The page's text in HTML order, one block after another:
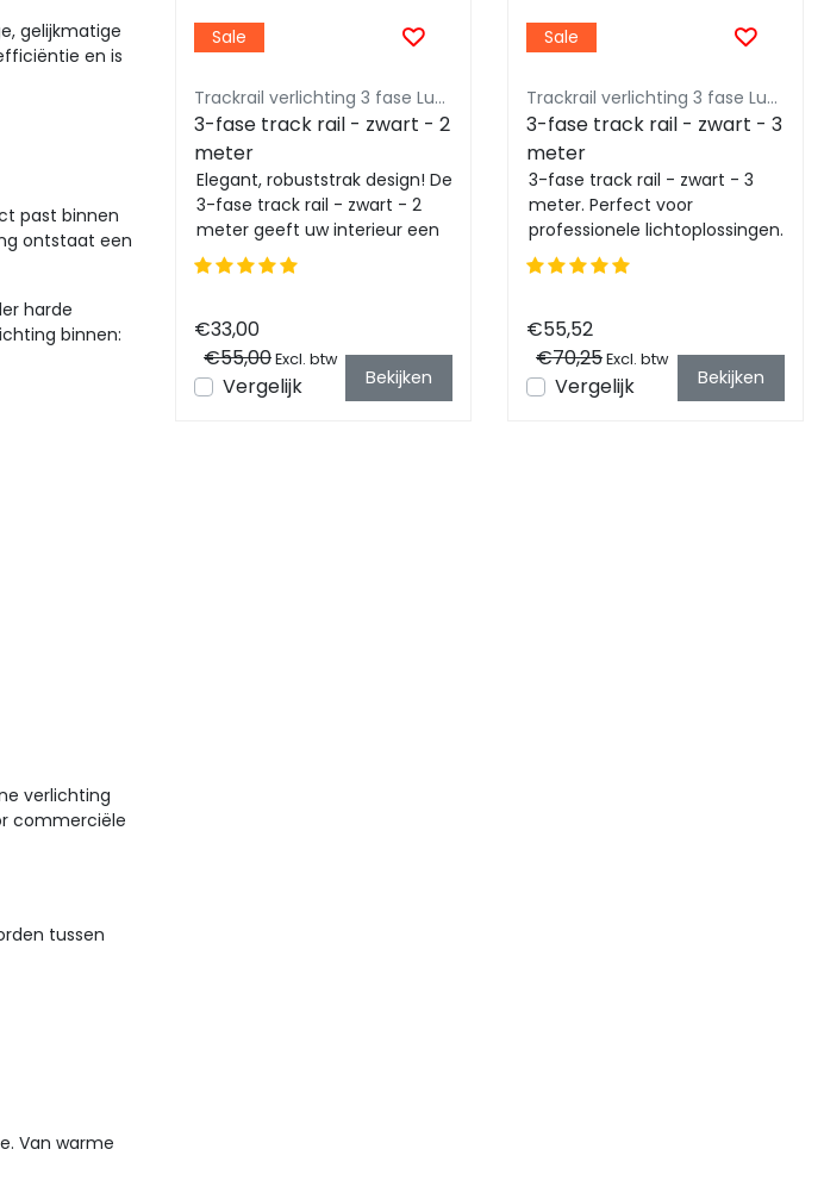
gelijkmatige
en is
past binnen
ontstaat een
harde
binnen:
verlichting
commerciële
tussen
Van warme
lineaire
120
graden
Bekijken
Sale
Trackrail verlichting 3 fase Luksus - Budget vriendelijke railverlichting
3-fase track rail - zwart - 2
meter
Elegant, robuststrak design! De
3-fase track rail - zwart - 2
meter geeft uw interieur een
stijlvolle uitstraling. Makke...
€33,00
€55,00Excl. btw
Vergelijk Bekijken
Sale
Trackrail verlichting 3 fase Luksus - Budget vriendelijke railverlichting
3-fase track rail - zwart - 3
meter
3-fase track rail - zwart - 3
meter. Perfect voor
professionele lichtoplossingen.
Strak design voor flexibiliteit
en min...
€55,52
€70,25Excl. btw
Vergelijk Bekijken